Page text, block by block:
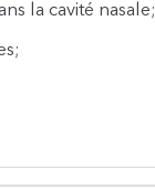
la cavité nasale;